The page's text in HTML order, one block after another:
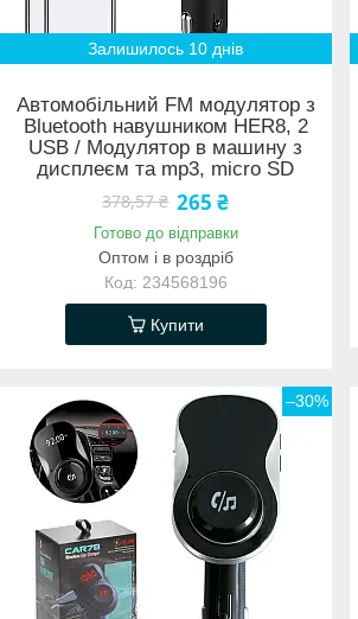
Залишилось 10 днів
Автомобільний FM модулятор з
Bluetooth навушником HER8, 2
USB / Модулятор в машину з
дисплеєм та mp3, micro SD
378,57 ₴ 265 ₴
Готово до відправки
Оптом і в роздріб
234568196
Купити
–30%